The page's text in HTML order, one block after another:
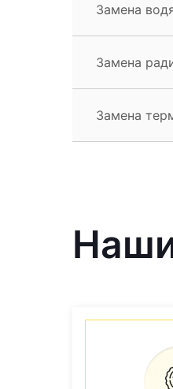
Замена
Замена
Замена